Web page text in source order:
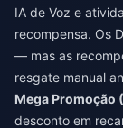
IA de Voz e
recompensa. Os
— mas as
resgate manual
Mega Promoção
desconto em